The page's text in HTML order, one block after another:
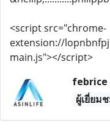
<script src="chrome-
extension://
main.js"></script>
ผู้เยี่ยม